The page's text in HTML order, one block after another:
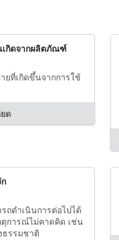
เกิดจากผลิตภัณฑ์
ยที่เกิดขึ้นจากการใช้
ด
ถดำเนินการต่อไปได้
ตุการณ์ไม่คาดคิด เช่น
ธรรมชาติ